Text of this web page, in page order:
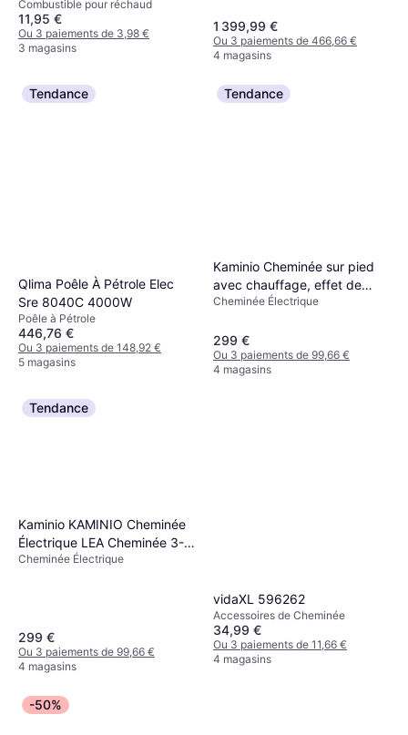
L pour Cheminée de Table,
Cheminée & déco de Jardin
sans Fumée ni suie
Combustible pour réchaud
11,95 €
Ou 3 paiements de 3,98 €
3 magasins
1 399,99 €
Ou 3 paiements de 466,66 €
4 magasins
Tendance
Qlima Poêle À Pétrole Elec
Sre 8040C 4000W
Poêle à Pétrole
446,76 €
Ou 3 paiements de 148,92 €
5 magasins
Tendance
Kaminio Cheminée sur pied
avec chauffage, effet de
flamme 3D, éclairage LED
Blanc
Cheminée Électrique
299 €
Ou 3 paiements de 99,66 €
4 magasins
Tendance
Kaminio KAMINIO Cheminée
Électrique LEA Cheminée 3-
en-1, Vue Panoramique,
Cheminée Électrique
299 €
Ou 3 paiements de 99,66 €
4 magasins
vidaXL 596262
Accessoires de Cheminée
34,99 €
Ou 3 paiements de 11,66 €
4 magasins
-50%